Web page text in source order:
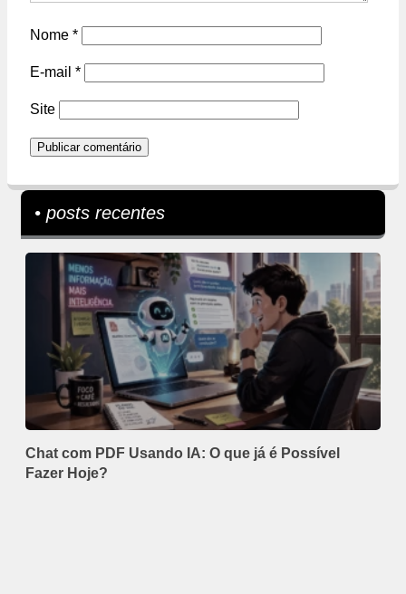
Nome *
E-mail *
Site
• posts recentes
Chat com PDF Usando IA: O que já é Possível
Fazer Hoje?